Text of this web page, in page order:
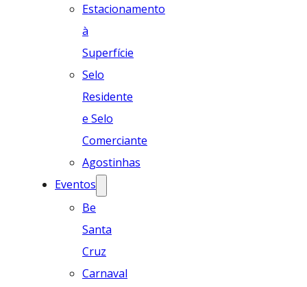
Estacionamento
à
Superfície
Selo
Residente
e Selo
Comerciante
Agostinhas
Eventos
Be
Santa
Cruz
Carnaval